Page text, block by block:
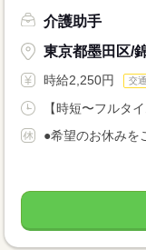
介護助手
東京都墨田区/
時給2,250円 交
【時短〜フルタ
●希望のお休みを